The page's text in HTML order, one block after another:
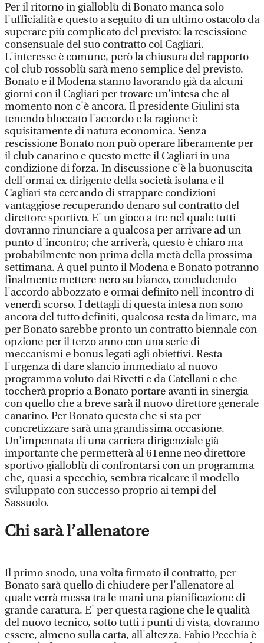
Per il ritorno in gialloblù di Bonato manca solo
l'ufficialità e questo a seguito di un ultimo ostacolo da
superare più complicato del previsto: la rescissione
consensuale del suo contratto col Cagliari.
L'interesse è comune, però la chiusura del rapporto
col club rossoblù sarà meno semplice del previsto.
Bonato e il Modena stanno lavorando già da alcuni
giorni con il Cagliari per trovare un'intesa che al
momento non c'è ancora. Il presidente Giulini sta
tenendo bloccato l'accordo e la ragione è
squisitamente di natura economica. Senza
rescissione Bonato non può operare liberamente per
il club canarino e questo mette il Cagliari in una
condizione di forza. In discussione c'è la buonuscita
dell'ormai ex dirigente della società isolana e il
Cagliari sta cercando di strappare condizioni
vantaggiose recuperando denaro sul contratto del
direttore sportivo. E' un gioco a tre nel quale tutti
dovranno rinunciare a qualcosa per arrivare ad un
punto d'incontro; che arriverà, questo è chiaro ma
probabilmente non prima della metà della prossima
settimana. A quel punto il Modena e Bonato potranno
finalmente mettere nero su bianco, concludendo
l'accordo abbozzato e ormai definito nell'incontro di
venerdì scorso. I dettagli di questa intesa non sono
ancora del tutto definiti, qualcosa resta da limare, ma
per Bonato sarebbe pronto un contratto biennale con
opzione per il terzo anno con una serie di
meccanismi e bonus legati agli obiettivi. Resta
l'urgenza di dare slancio immediato al nuovo
programma voluto dai Rivetti e da Catellani e che
toccherà proprio a Bonato portare avanti in sinergia
con quello che a breve sarà il nuovo direttore generale
canarino. Per Bonato questa che si sta per
concretizzare sarà una grandissima occasione.
Un'impennata di una carriera dirigenziale già
importante che permetterà al 61enne neo direttore
sportivo gialloblù di confrontarsi con un programma
che, quasi a specchio, sembra ricalcare il modello
sviluppato con successo proprio ai tempi del
Sassuolo.
Chi sarà l’allenatore
Il primo snodo, una volta firmato il contratto, per
Bonato sarà quello di chiudere per l'allenatore al
quale verrà messa tra le mani una pianificazione di
grande caratura. E' per questa ragione che le qualità
del nuovo tecnico, sotto tutti i punti di vista, dovranno
essere, almeno sulla carta, all'altezza. Fabio Pecchia è